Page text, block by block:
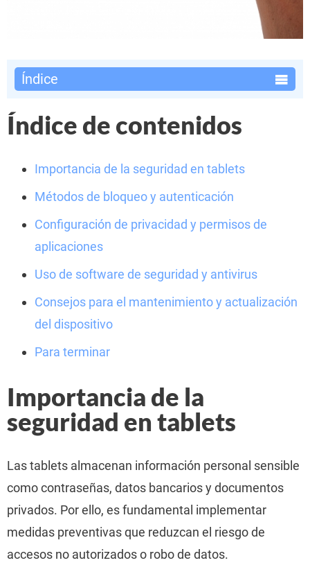
Índice
Índice de contenidos
Importancia de la seguridad en tablets
Métodos de bloqueo y autenticación
Configuración de privacidad y permisos de
aplicaciones
Uso de software de seguridad y antivirus
Consejos para el mantenimiento y actualización
del dispositivo
Para terminar
Importancia de la
seguridad en tablets
Las tablets almacenan información personal sensible
como contraseñas, datos bancarios y documentos
privados. Por ello, es fundamental implementar
medidas preventivas que reduzcan el riesgo de
accesos no autorizados o robo de datos.